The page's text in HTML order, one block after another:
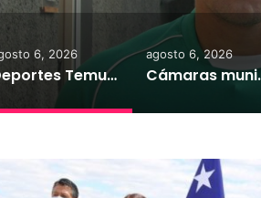
6, 2026
Deportes Temuco termina relación contractual con Arturo Sanhueza tras derrota ante Copiapó
agosto 6, 2026
Cámaras municipales de